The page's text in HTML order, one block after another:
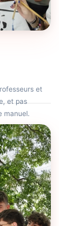
et
et pas
manuel.